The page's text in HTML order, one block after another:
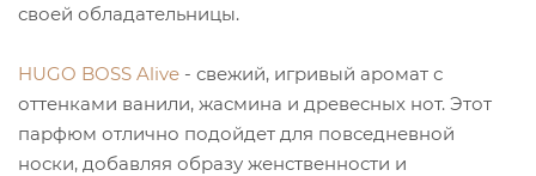
своей обладательницы.
HUGO BOSS Alive - свежий, игривый аромат с
оттенками ванили, жасмина и древесных нот. Этот
парфюм отлично подойдет для повседневной
носки, добавляя образу женственности и